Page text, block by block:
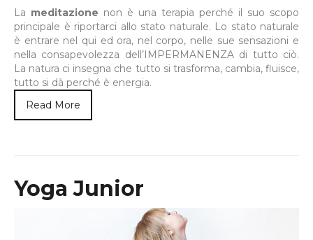
La meditazione non è una terapia perché il suo scopo
principale è riportarci allo stato naturale. Lo stato naturale
è entrare nel qui ed ora, nel corpo, nelle sue sensazioni e
nella consapevolezza dell’IMPERMANENZA di tutto ciò.
La natura ci insegna che tutto si trasforma, cambia, fluisce,
tutto si dà perché è energia.
Read More
Yoga Junior